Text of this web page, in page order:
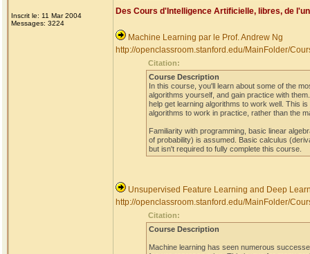
Inscrit le: 11 Mar 2004
Messages: 3224
Des Cours d'Intelligence Artificielle, libres, de
Machine Learning par le Prof. Andrew Ng
http://openclassroom.stanford.edu/MainFolder/
Citation:
Course Description
In this course, you'll learn about some of the
algorithms yourself, and gain practice with
help get learning algorithms to work well. This
algorithms to work in practice, rather than the
Familiarity with programming, basic linear
of probability) is assumed. Basic calculus
but isn't required to fully complete this course.
Unsupervised Feature Learning and Deep
http://openclassroom.stanford.edu/MainFolder/
Citation:
Course Description
Machine learning has seen numerous